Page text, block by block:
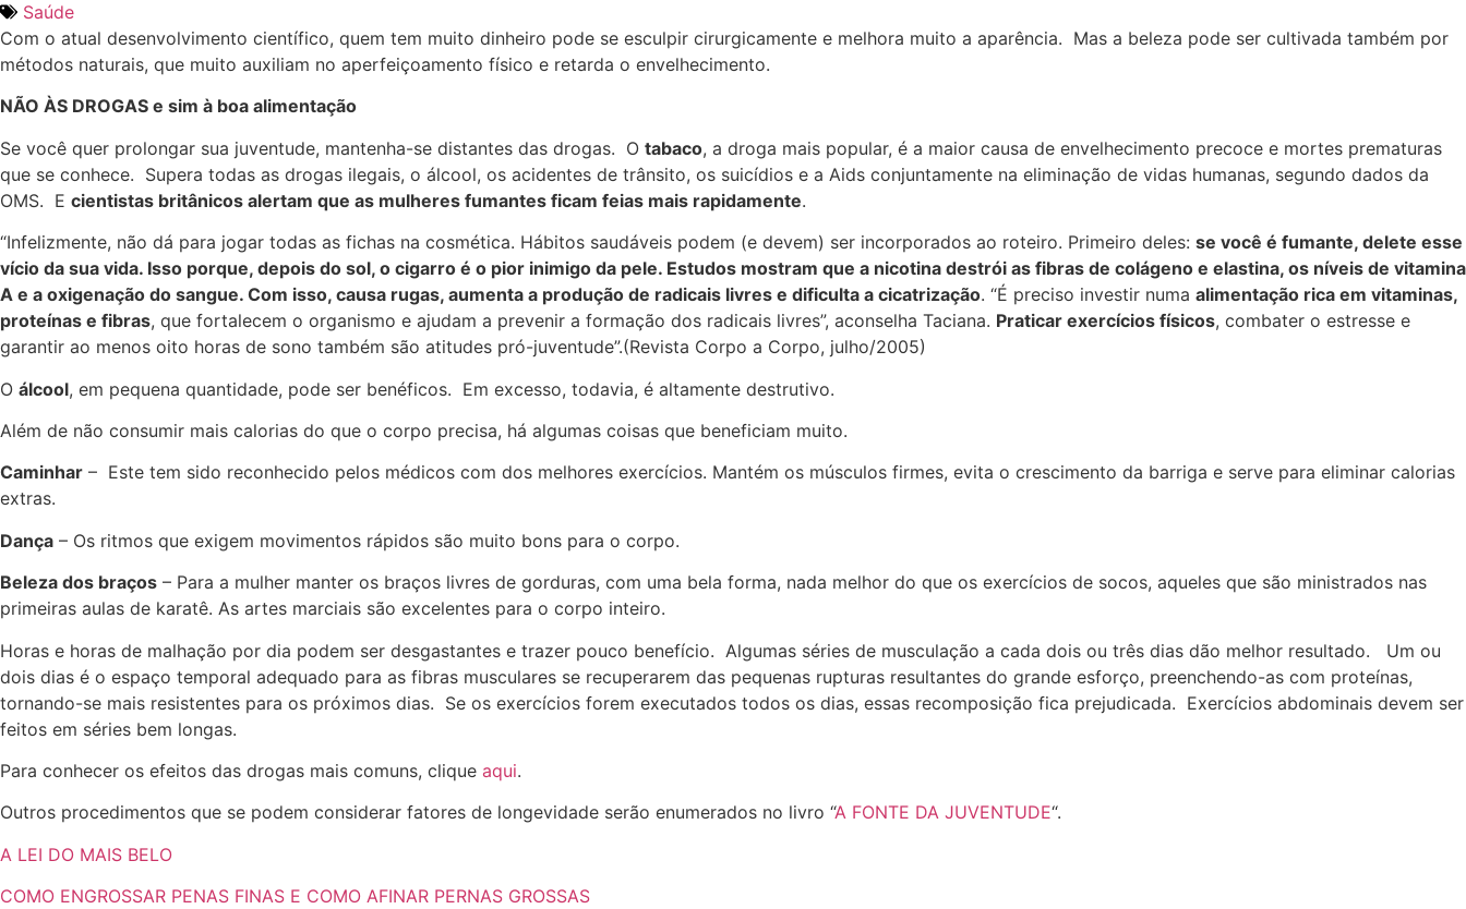
Saúde
Com o atual desenvolvimento científico, quem tem muito dinheiro pode se esculpir cirurgicamente e melhora muito a aparência. Mas a beleza pode ser cultivada também por
métodos naturais, que muito auxiliam no aperfeiçoamento físico e retarda o envelhecimento.
NÃO ÀS DROGAS e sim à boa alimentação
Se você quer prolongar sua juventude, mantenha-se distantes das drogas. O tabaco, a droga mais popular, é a maior causa de envelhecimento precoce e mortes prematuras
que se conhece. Supera todas as drogas ilegais, o álcool, os acidentes de trânsito, os suicídios e a Aids conjuntamente na eliminação de vidas humanas, segundo dados da
OMS. E cientistas britânicos alertam que as mulheres fumantes ficam feias mais rapidamente.
“Infelizmente, não dá para jogar todas as fichas na cosmética. Hábitos saudáveis podem (e devem) ser incorporados ao roteiro. Primeiro deles: se você é fumante, delete esse
vício da sua vida. Isso porque, depois do sol, o cigarro é o pior inimigo da pele. Estudos mostram que a nicotina destrói as fibras de colágeno e elastina, os níveis de vitamina
A e a oxigenação do sangue. Com isso, causa rugas, aumenta a produção de radicais livres e dificulta a cicatrização. “É preciso investir numa alimentação rica em vitaminas,
proteínas e fibras, que fortalecem o organismo e ajudam a prevenir a formação dos radicais livres”, aconselha Taciana. Praticar exercícios físicos, combater o estresse e
garantir ao menos oito horas de sono também são atitudes pró-juventude”.(Revista Corpo a Corpo, julho/2005)
O álcool, em pequena quantidade, pode ser benéficos. Em excesso, todavia, é altamente destrutivo.
Além de não consumir mais calorias do que o corpo precisa, há algumas coisas que beneficiam muito.
Caminhar – Este tem sido reconhecido pelos médicos com dos melhores exercícios. Mantém os músculos firmes, evita o crescimento da barriga e serve para eliminar calorias
extras.
Dança – Os ritmos que exigem movimentos rápidos são muito bons para o corpo.
Beleza dos braços – Para a mulher manter os braços livres de gorduras, com uma bela forma, nada melhor do que os exercícios de socos, aqueles que são ministrados nas
primeiras aulas de karatê. As artes marciais são excelentes para o corpo inteiro.
Horas e horas de malhação por dia podem ser desgastantes e trazer pouco benefício. Algumas séries de musculação a cada dois ou três dias dão melhor resultado. Um ou
dois dias é o espaço temporal adequado para as fibras musculares se recuperarem das pequenas rupturas resultantes do grande esforço, preenchendo-as com proteínas,
tornando-se mais resistentes para os próximos dias. Se os exercícios forem executados todos os dias, essas recomposição fica prejudicada. Exercícios abdominais devem ser
feitos em séries bem longas.
Para conhecer os efeitos das drogas mais comuns, clique aqui.
Outros procedimentos que se podem considerar fatores de longevidade serão enumerados no livro “A FONTE DA JUVENTUDE“.
A LEI DO MAIS BELO
COMO ENGROSSAR PENAS FINAS E COMO AFINAR PERNAS GROSSAS